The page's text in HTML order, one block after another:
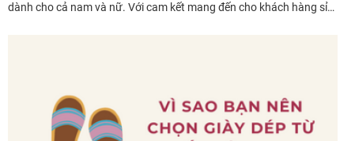
dành cho cả nam và nữ. Với cam kết mang đến cho khách hàng sỉ